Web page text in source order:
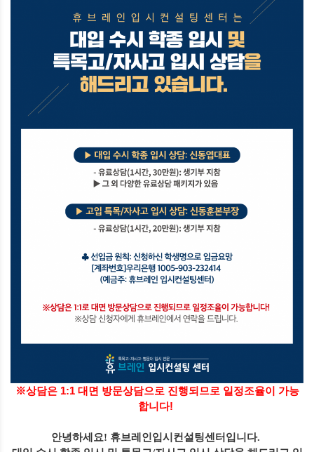
※상담은 1:1 대면 방문상담으로 진행되므로 일정조율이 가능
합니다!
안녕하세요! 휴브레인입시컨설팅센터입니다.